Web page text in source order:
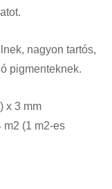
nagyon tartós,
pigmenteknek.
x 3 mm
m2 (1 m2-es